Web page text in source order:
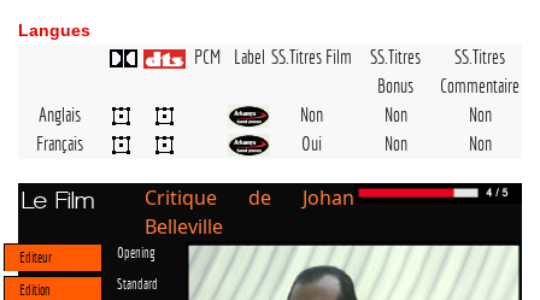
Langues
PCM Label SS.Titres Film
SS.Titres
Bonus
SS.Titres
Commentaire
Anglais
Non Non
Non
Français
Oui Non Non
Le Film
Critique de Johan
Belleville
Editeur Opening
Edition Standard